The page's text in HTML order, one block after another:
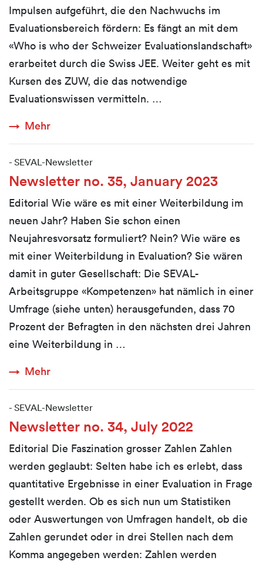
Impulsen aufgeführt, die den Nachwuchs im
Evaluationsbereich fördern: Es fängt an mit dem
«Who is who der Schweizer Evaluationslandschaft»
erarbeitet durch die Swiss JEE. Weiter geht es mit
Kursen des ZUW, die das notwendige
Evaluationswissen vermitteln. …
Mehr
- SEVAL-Newsletter
Newsletter no. 35, January 2023
Editorial Wie wäre es mit einer Weiterbildung im
neuen Jahr? Haben Sie schon einen
Neujahresvorsatz formuliert? Nein? Wie wäre es
mit einer Weiterbildung in Evaluation? Sie wären
damit in guter Gesellschaft: Die SEVAL-
Arbeitsgruppe «Kompetenzen» hat nämlich in einer
Umfrage (siehe unten) herausgefunden, dass 70
Prozent der Befragten in den nächsten drei Jahren
eine Weiterbildung in …
Mehr
- SEVAL-Newsletter
Newsletter no. 34, July 2022
Editorial Die Faszination grosser Zahlen Zahlen
werden geglaubt: Selten habe ich es erlebt, dass
quantitative Ergebnisse in einer Evaluation in Frage
gestellt werden. Ob es sich nun um Statistiken
oder Auswertungen von Umfragen handelt, ob die
Zahlen gerundet oder in drei Stellen nach dem
Komma angegeben werden: Zahlen werden